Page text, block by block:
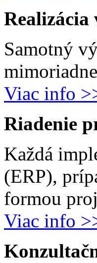
Realizácia
Samotný
Viac info
Riadenie
Každá
(ERP),
formou
Viac info